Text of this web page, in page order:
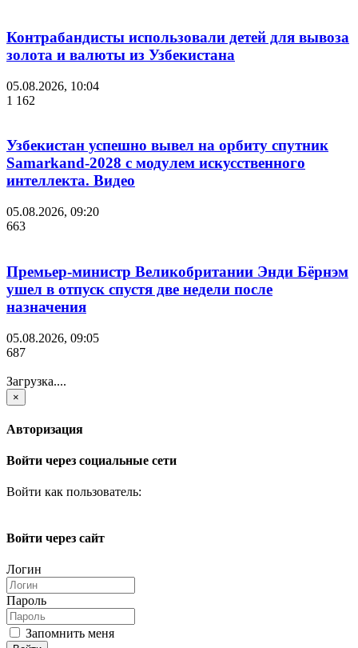
Контрабандисты использовали детей для вывоза
золота и валюты из Узбекистана
05.08.2026, 10:04
1 162
Узбекистан успешно вывел на орбиту спутник
Samarkand-2028 с модулем искусственного
интеллекта. Видео
05.08.2026, 09:20
663
Премьер-министр Великобритании Энди Бёрнэм
ушел в отпуск спустя две недели после
назначения
05.08.2026, 09:05
687
Загрузка....
×
Авторизация
Войти через социальные сети
Войти как пользователь:
Войти через сайт
Логин
Пароль
Запомнить меня